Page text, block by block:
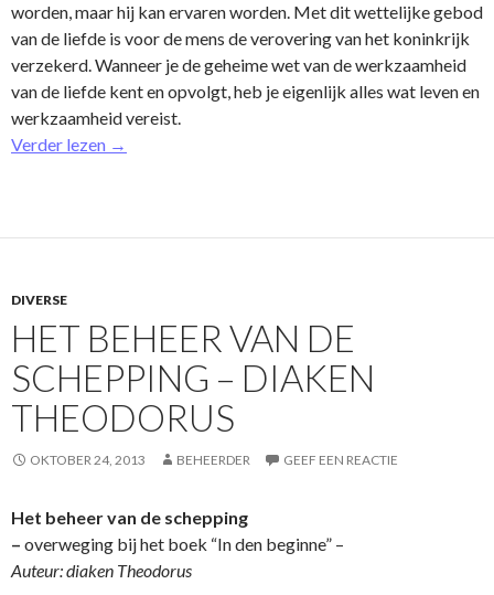
worden, maar hij kan ervaren worden. Met dit wettelijke gebod
van de liefde is voor de mens de verovering van het koninkrijk
verzekerd. Wanneer je de geheime wet van de werkzaamheid
van de liefde kent en opvolgt, heb je eigenlijk alles wat leven en
werkzaamheid vereist.
Verder lezen →
DIVERSE
HET BEHEER VAN DE
SCHEPPING – DIAKEN
THEODORUS
OKTOBER 24, 2013 BEHEERDER GEEF EEN REACTIE
Het beheer van de schepping
– overweging bij het boek “In den beginne” –
Auteur: diaken Theodorus